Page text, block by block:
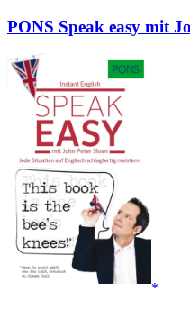
PONS Speak easy mit